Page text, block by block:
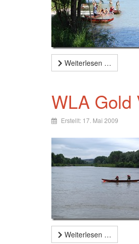
Weiterlesen …
WLA Gold
Erstellt: 17. Mai 2009
Weiterlesen …